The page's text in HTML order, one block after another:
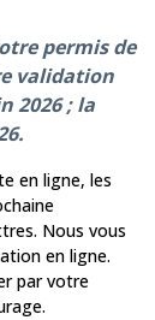
permis de
validation
2026 ; la
en ligne, les
Nous vous
en ligne.
par votre